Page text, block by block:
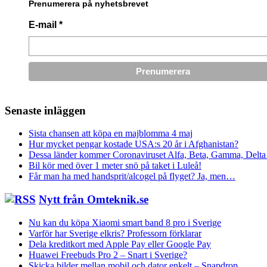
Prenumerera på nyhetsbrevet
E-mail *
Senaste inläggen
Sista chansen att köpa en majblomma 4 maj
Hur mycket pengar kostade USA:s 20 år i Afghanistan?
Dessa länder kommer Coronaviruset Alfa, Beta, Gamma,
Bil kör med över 1 meter snö på taket i Luleå!
Får man ha med handsprit/alcogel på flyget? Ja, men…
Nytt från Omteknik.se
Nu kan du köpa Xiaomi smart band 8 pro i Sverige
Varför har Sverige elkris? Professorn förklarar
Dela kreditkort med Apple Pay eller Google Pay
Huawei Freebuds Pro 2 – Snart i Sverige?